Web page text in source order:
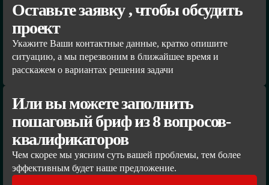
Оставьте заявку , чтобы обсудить
проект
Укажите Ваши контактные данные, кратко опишите
ситуацию, а мы перезвоним в ближайшее время и
расскажем о вариантах решения задачи
Или вы можете заполнить
пошаговый бриф из 8 вопросов-
квалификаторов
Чем скорее мы уясним суть вашей проблемы, тем более
эффективным будет наше предложение.